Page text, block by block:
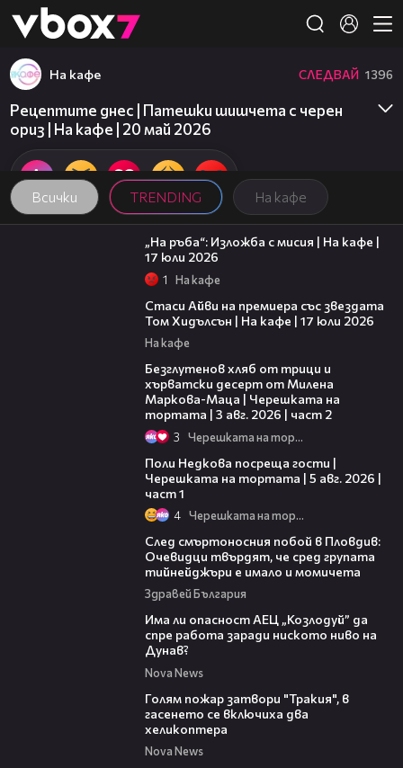
👾
Всички TRENDING На кафе
На кафе СЛЕДВАЙ 1396
Рецептите днес | Патешки шишчета с черен
ориз | На кафе | 20 май 2026
09:09
„На ръба“: Изложба с мисия | На кафе |
17 юли 2026
1 На кафе
Стаси Айви на премиера със звездата
Том Хидълсън | На кафе | 17 юли 2026
На кафе
Безглутенов хляб от трици и
хърватски десерт от Милена
Маркова-Маца | Черешката на
тортата | 3 авг. 2026 | част 2
3 Черешката на тортата
Поли Недкова посреща гости |
Черешката на тортата | 5 авг. 2026 |
част 1
4 Черешката на тортата
След смъртоносния побой в Пловдив:
Очевидци твърдят, че сред групата
тийнейджъри е имало и момичета
Здравей България
Има ли опасност АЕЦ „Козлодуй” да
спре работа заради ниското ниво на
Дунав?
Nova News
Голям пожар затвори "Тракия", в
гасенето се включиха два
хеликоптера
Nova News